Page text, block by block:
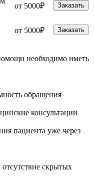
от 5000₽ Заказать
от 5000₽ Заказать
необходимо иметь
обращения
консультации
пациента уже через
скрытых